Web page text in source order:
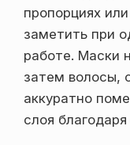
пропорциях
заметить при
работе. Маски
затем волосы,
аккуратно
слоя